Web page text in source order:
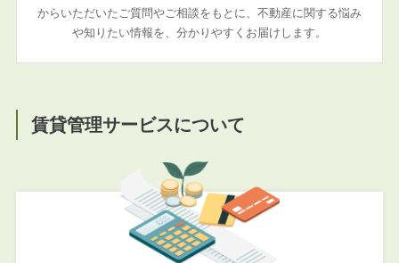
からいただいたご質問やご相談をもとに、不動産に関する悩み
や知りたい情報を、分かりやすくお届けします。
賃貸管理サービスについて